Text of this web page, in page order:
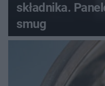
składnika.
smug